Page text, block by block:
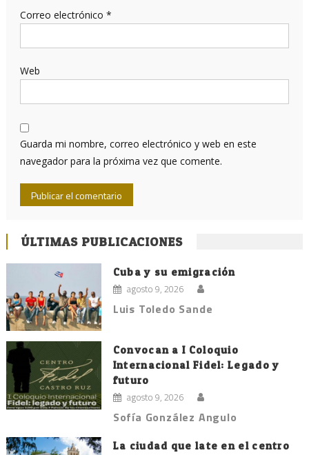
Correo electrónico *
Web
Guarda mi nombre, correo electrónico y web en este
navegador para la próxima vez que comente.
ÚLTIMAS PUBLICACIONES
Cuba y su emigración
agosto 9, 2026
Luis Toledo Sande
Convocan a I Coloquio
Internacional Fidel: Legado y
futuro
agosto 9, 2026
Sofía González Angulo
La ciudad que late en el centro